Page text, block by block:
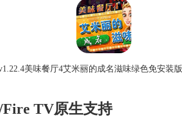
美味餐厅4艾米丽的成名滋味绿色免安装版
TV原生支持